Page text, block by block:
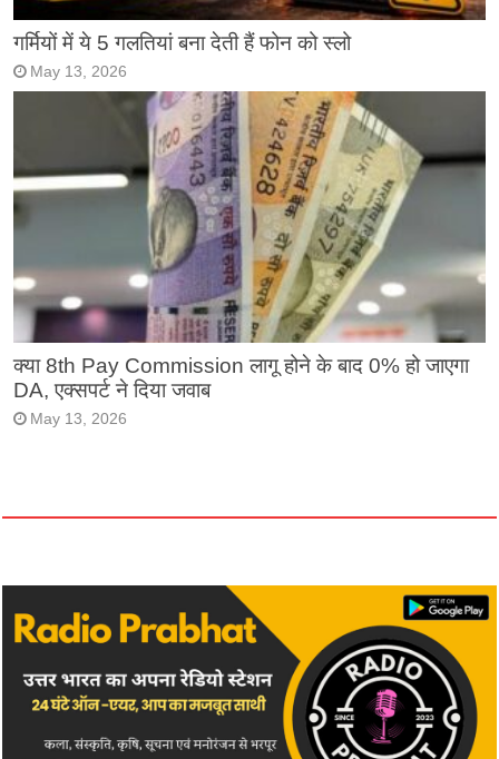
गर्मियों में ये 5 गलतियां बना देती हैं फोन को स्लो
May 13, 2026
क्या 8th Pay Commission लागू होने के बाद 0% हो जाएगा
DA, एक्सपर्ट ने दिया जवाब
May 13, 2026